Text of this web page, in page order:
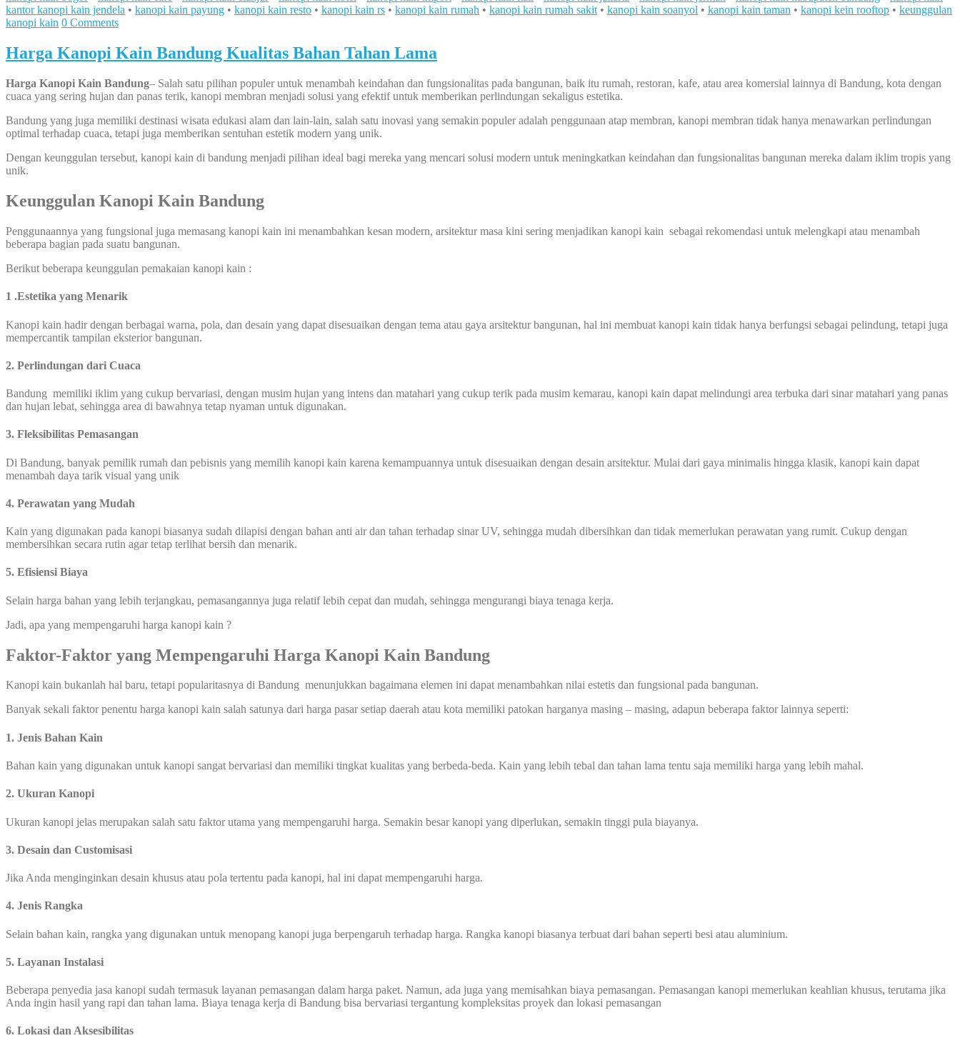
kantor kanopi kain jendela • kanopi kain payung • kanopi kain resto • kanopi kain rs • kanopi kain rumah • kanopi kain rumah sakit • kanopi kain soanyol • kanopi kain taman • kanopi kein rooftop • keunggulan
kanopi kain 0 Comments
Harga Kanopi Kain Bandung Kualitas Bahan Tahan Lama
Harga Kanopi Kain Bandung– Salah satu pilihan populer untuk menambah keindahan dan fungsionalitas pada bangunan, baik itu rumah, restoran, kafe, atau area komersial lainnya di Bandung, kota dengan
cuaca yang sering hujan dan panas terik, kanopi membran menjadi solusi yang efektif untuk memberikan perlindungan sekaligus estetika.
Bandung yang juga memiliki destinasi wisata edukasi alam dan lain-lain, salah satu inovasi yang semakin populer adalah penggunaan atap membran, kanopi membran tidak hanya menawarkan perlindungan
optimal terhadap cuaca, tetapi juga memberikan sentuhan estetik modern yang unik.
Dengan keunggulan tersebut, kanopi kain di bandung menjadi pilihan ideal bagi mereka yang mencari solusi modern untuk meningkatkan keindahan dan fungsionalitas bangunan mereka dalam iklim tropis yang
unik.
Keunggulan Kanopi Kain Bandung
Penggunaannya yang fungsional juga memasang kanopi kain ini menambahkan kesan modern, arsitektur masa kini sering menjadikan kanopi kain sebagai rekomendasi untuk melengkapi atau menambah
beberapa bagian pada suatu bangunan.
Berikut beberapa keunggulan pemakaian kanopi kain :
1 .Estetika yang Menarik
Kanopi kain hadir dengan berbagai warna, pola, dan desain yang dapat disesuaikan dengan tema atau gaya arsitektur bangunan, hal ini membuat kanopi kain tidak hanya berfungsi sebagai pelindung, tetapi juga
mempercantik tampilan eksterior bangunan.
2. Perlindungan dari Cuaca
Bandung memiliki iklim yang cukup bervariasi, dengan musim hujan yang intens dan matahari yang cukup terik pada musim kemarau, kanopi kain dapat melindungi area terbuka dari sinar matahari yang panas
dan hujan lebat, sehingga area di bawahnya tetap nyaman untuk digunakan.
3. Fleksibilitas Pemasangan
Di Bandung, banyak pemilik rumah dan pebisnis yang memilih kanopi kain karena kemampuannya untuk disesuaikan dengan desain arsitektur. Mulai dari gaya minimalis hingga klasik, kanopi kain dapat
menambah daya tarik visual yang unik
4. Perawatan yang Mudah
Kain yang digunakan pada kanopi biasanya sudah dilapisi dengan bahan anti air dan tahan terhadap sinar UV, sehingga mudah dibersihkan dan tidak memerlukan perawatan yang rumit. Cukup dengan
membersihkan secara rutin agar tetap terlihat bersih dan menarik.
5. Efisiensi Biaya
Selain harga bahan yang lebih terjangkau, pemasangannya juga relatif lebih cepat dan mudah, sehingga mengurangi biaya tenaga kerja.
Jadi, apa yang mempengaruhi harga kanopi kain ?
Faktor-Faktor yang Mempengaruhi Harga Kanopi Kain Bandung
Kanopi kain bukanlah hal baru, tetapi popularitasnya di Bandung menunjukkan bagaimana elemen ini dapat menambahkan nilai estetis dan fungsional pada bangunan.
Banyak sekali faktor penentu harga kanopi kain salah satunya dari harga pasar setiap daerah atau kota memiliki patokan harganya masing – masing, adapun beberapa faktor lainnya seperti:
1. Jenis Bahan Kain
Bahan kain yang digunakan untuk kanopi sangat bervariasi dan memiliki tingkat kualitas yang berbeda-beda. Kain yang lebih tebal dan tahan lama tentu saja memiliki harga yang lebih mahal.
2. Ukuran Kanopi
Ukuran kanopi jelas merupakan salah satu faktor utama yang mempengaruhi harga. Semakin besar kanopi yang diperlukan, semakin tinggi pula biayanya.
3. Desain dan Customisasi
Jika Anda menginginkan desain khusus atau pola tertentu pada kanopi, hal ini dapat mempengaruhi harga.
4. Jenis Rangka
Selain bahan kain, rangka yang digunakan untuk menopang kanopi juga berpengaruh terhadap harga. Rangka kanopi biasanya terbuat dari bahan seperti besi atau aluminium.
5. Layanan Instalasi
Beberapa penyedia jasa kanopi sudah termasuk layanan pemasangan dalam harga paket. Namun, ada juga yang memisahkan biaya pemasangan. Pemasangan kanopi memerlukan keahlian khusus, terutama jika
Anda ingin hasil yang rapi dan tahan lama. Biaya tenaga kerja di Bandung bisa bervariasi tergantung kompleksitas proyek dan lokasi pemasangan
6. Lokasi dan Aksesibilitas